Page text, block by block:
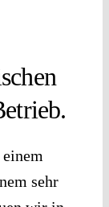
sehr